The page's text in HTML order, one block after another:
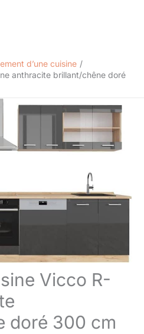
d’une cuisine
anthracite brillant/chêne doré
Vicco R-
doré 300 cm